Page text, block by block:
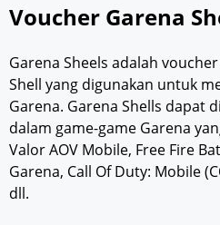
Voucher Garena
Garena Sheels adalah
Shell yang digunakan untuk
Garena. Garena Shells dapat
dalam game-game Garena
Valor AOV Mobile, Free Fire
Garena, Call Of Duty: Mobile
dll.